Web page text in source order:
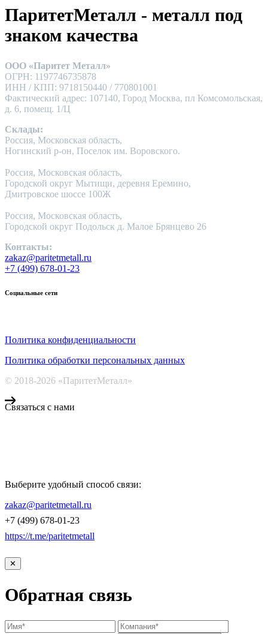
ПаритетМеталл - металл под
знаком качества
ООО «Паритет Металл»
ОГРН: 1197746735878
ИНН / КПП: 9718150440 / 770801001
Фактический адрес: 107140, Город Москва, пл Комсомольская,
д. 6, помещ. 1/Ц
Склады:
Россия, Московская область,
Ногинский р-он, Поселок им. Воровского.
Россия, Московская область,
Городской округ Мытищи, деревня Еремино,
Дмитровское шоссе 100Ж
Россия, Московская область,
Городской округ Подольск д. Малое Брянцево 26
Контакты:
zakaz@paritetmetall.ru
+7 (499) 678-01-23
Социальные сети
Политика конфиденциальности
Политика обработки персональных данных
© 2018-2026 «ПаритетМеталл»
Связаться с нами
Выберите удобный способ связи:
zakaz@paritetmetall.ru
+7 (499) 678-01-23
https://t.me/paritetmetall
✕
Обратная связь